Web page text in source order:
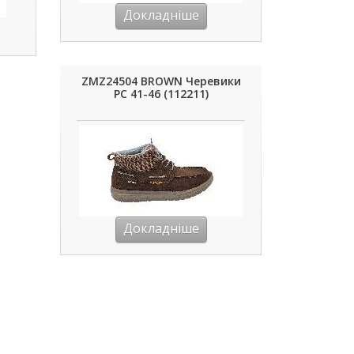
Докладніше
ZMZ24504 BROWN Черевики
РС 41-46 (112211)
Докладніше